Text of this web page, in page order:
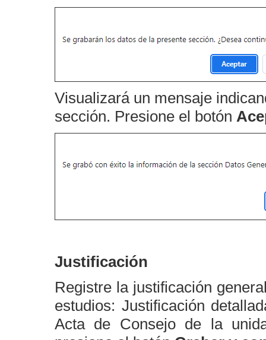
Visualizará un mensaje
sección. Presione el botón
Justificación
Registre la justificación
estudios: Justificación
Acta de Consejo de la